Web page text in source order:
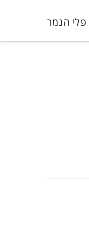
פלי הנמר